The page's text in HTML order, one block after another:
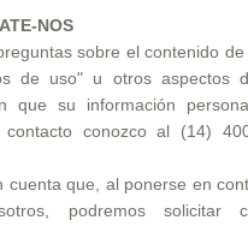
NOS
sobre el contenido de
de uso" u otros aspectos
que su información
conozco al (14)
cuenta que, al ponerse en
podremos solicitar